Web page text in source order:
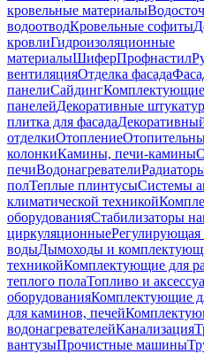
кровельные материалы
водоотводКровельные софиты
кровлиГидроизоляционные
материалыШиферПрофнастил
вентиляцияОтделка фасада
панелиСайдинг
панелейДекоративные
плитка для фасада
отделкиОтопление
колонкиКамины, печи-камины
печиВодонагреватели
полТеплые плинтусыСистемы
климатической техникой
оборудованияСтабилизаторы
циркуляционныеРегулирующая
водыДымоходы и
техникойКомплектующие для
теплого полаТопливо и
оборудованияКомплектующие
для каминов, печей
водонагревателейКанализация
вантузыПрочистные машины